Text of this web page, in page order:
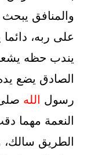
والمنافق
على ربه، دائما
يندب حظه
الصادق يضع
رسول الله
النعمة مهما
الطريق سالك،